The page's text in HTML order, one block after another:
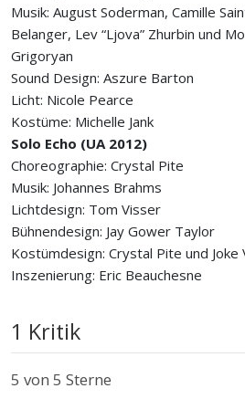
Musik: August Soderman, Camille
Belanger, Lev “Ljova” Zhurbin und
Grigoryan
Sound Design: Aszure Barton
Licht: Nicole Pearce
Kostüme: Michelle Jank
Solo Echo (UA 2012)
Choreographie: Crystal Pite
Musik: Johannes Brahms
Lichtdesign: Tom Visser
Bühnendesign: Jay Gower Taylor
Kostümdesign: Crystal Pite und Joke
Inszenierung: Eric Beauchesne
1 Kritik
5 von 5 Sterne